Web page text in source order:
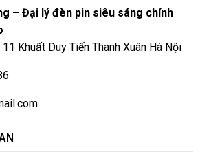
– Đại lý đèn pin siêu sáng chính
Khuất Duy Tiến Thanh Xuân Hà Nội